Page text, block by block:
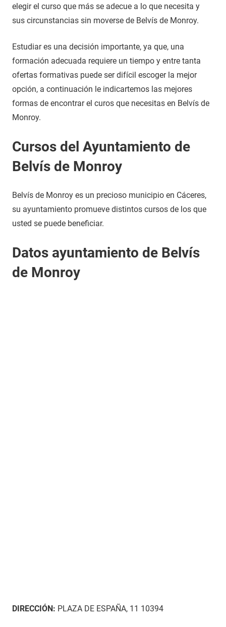
2021
elegir el curso que más se adecue a lo que necesita y
sus circunstancias sin moverse de Belvís de Monroy.
Estudiar es una decisión importante, ya que, una
formación adecuada requiere un tiempo y entre tanta
ofertas formativas puede ser difícil escoger la mejor
opción, a continuación le indicartemos las mejores
formas de encontrar el curos que necesitas en Belvís de
Monroy.
Cursos del Ayuntamiento de
Belvís de Monroy
Belvís de Monroy es un precioso municipio en Cáceres,
su ayuntamiento promueve distintos cursos de los que
usted se puede beneficiar.
Datos ayuntamiento de Belvís
de Monroy
DIRECCIÓN: PLAZA DE ESPAÑA, 11 10394